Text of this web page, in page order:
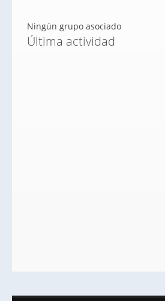
Ningún grupo asociado
Última actividad